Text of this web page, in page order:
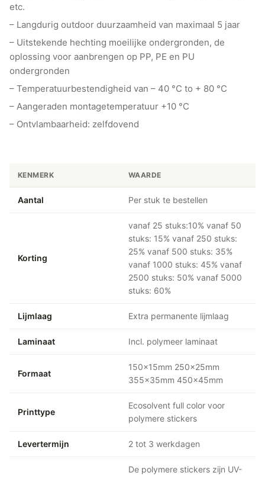
etc.
– Langdurig outdoor duurzaamheid van maximaal 5 jaar
– Uitstekende hechting moeilijke ondergronden, de
oplossing voor aanbrengen op PP, PE en PU
ondergronden
– Temperatuurbestendigheid van – 40 °C to + 80 °C
– Aangeraden montagetemperatuur +10 °C
– Ontvlambaarheid: zelfdovend
KENMERK WAARDE
Aantal Per stuk te bestellen
Korting
vanaf 25 stuks:10% vanaf 50
stuks: 15% vanaf 250 stuks:
25% vanaf 500 stuks: 35%
vanaf 1000 stuks: 45% vanaf
2500 stuks: 50% vanaf 5000
stuks: 60%
Lijmlaag Extra permanente lijmlaag
Laminaat Incl. polymeer laminaat
Formaat
150x15mm 250x25mm
355x35mm 450x45mm
Printtype
Ecosolvent full color voor
polymere stickers
Levertermijn 2 tot 3 werkdagen
De polymere stickers zijn UV-